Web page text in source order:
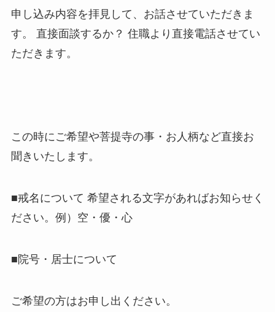
申し込み内容を拝見して、お話させていただきま
す。 直接面談するか？ 住職より直接電話させてい
ただきます。
この時にご希望や菩提寺の事・お人柄など直接お
聞きいたします。
■戒名について 希望される文字があればお知らせく
ださい。例）空・優・心
■院号・居士について
ご希望の方はお申し出ください。